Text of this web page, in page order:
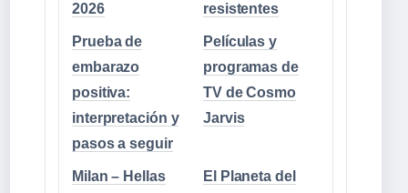
2026
resistentes
Prueba de
embarazo
positiva:
interpretación y
pasos a seguir
Películas y
programas de
TV de Cosmo
Jarvis
Milan – Hellas
El Planeta del